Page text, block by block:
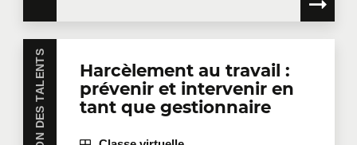
GESTION DES TALENTS
Harcèlement au travail :
prévenir et intervenir en
tant que gestionnaire